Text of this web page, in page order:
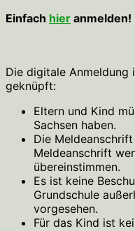
Einfach hier anmelden!
Die digitale Anmeldung
geknüpft:
Eltern und Kind
Sachsen haben.
Die
Meldeanschrift
übereinstimmen.
Es ist keine
Grundschule
vorgesehen.
Für das Kind ist